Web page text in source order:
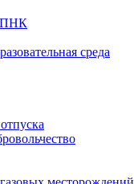
ПНК
среда